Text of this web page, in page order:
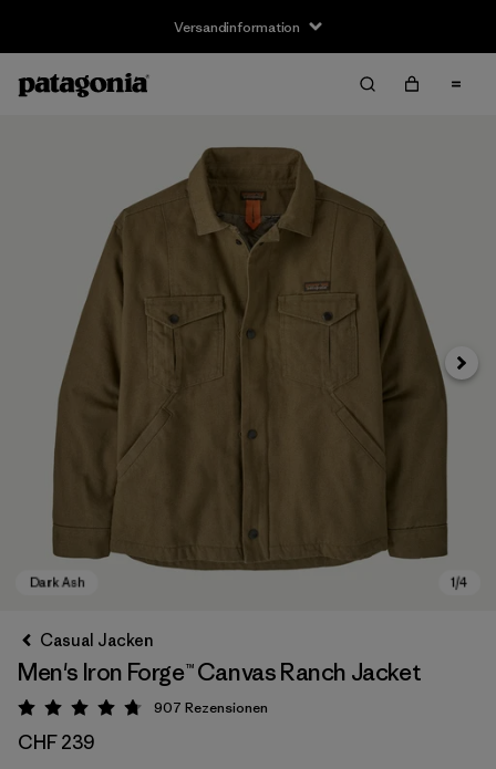
Versandinformation
Casual Jacken
Men's Iron Forge™ Canvas Ranch Jacket
Bewertung: 4.8 / 5
907 Rezensionen
CHF 239